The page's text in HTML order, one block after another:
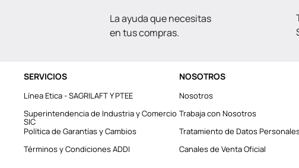
La ayuda que necesitas
en tus compras.
SERVICIOS
Línea Etica - SAGRILAFT Y PTEE
Superintendencia de Industria y Comercio
SIC
Política de Garantías y Cambios
Términos y Condiciones ADDI
NOSOTROS
Nosotros
Trabaja con Nosotros
Tratamiento de Datos
Canales de Venta Oficial